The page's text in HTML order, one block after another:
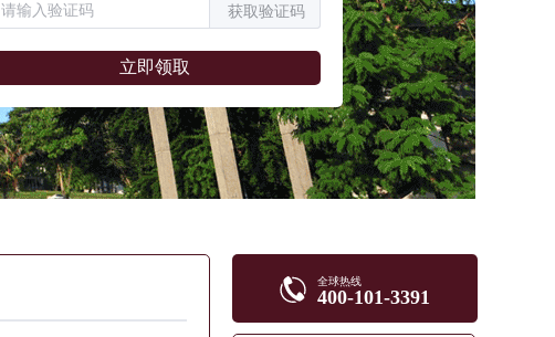
获取验证码
立即领取
全球热线
400-101-3391